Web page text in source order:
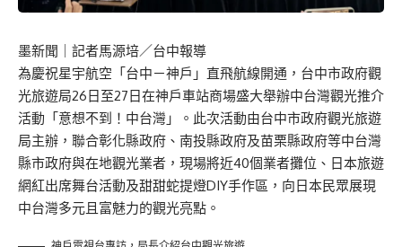
墨新聞 ｜記者馬源培／台中報導
為慶祝星宇航空「台中－神戶」直飛航線開通，台中市政府觀
光旅遊局26日至27日在神戶車站商場盛大舉辦中台灣觀光推介
活動「意想不到！中台灣」。此次活動由台中市政府觀光旅遊
局主辦，聯合彰化縣政府、南投縣政府及苗栗縣政府等中台灣
縣市政府與在地觀光業者，現場將近40個業者攤位、日本旅遊
網紅出席舞台活動及甜甜蛇提燈DIY手作區，向日本民眾展現
中台灣多元且富魅力的觀光亮點。